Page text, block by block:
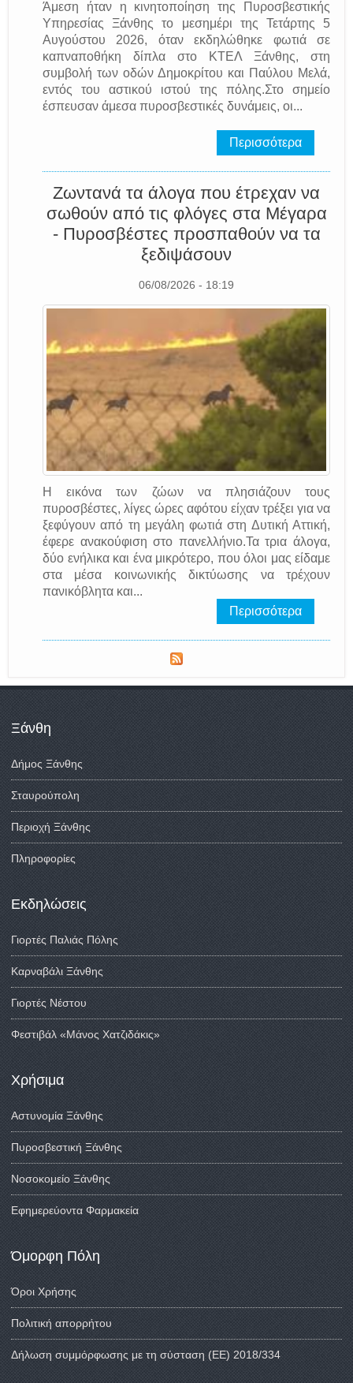
Άμεση ήταν η κινητοποίηση της Πυροσβεστικής
Υπηρεσίας Ξάνθης το μεσημέρι της Τετάρτης 5
Αυγούστου 2026, όταν εκδηλώθηκε φωτιά σε
καπναποθήκη δίπλα στο ΚΤΕΛ Ξάνθης, στη
συμβολή των οδών Δημοκρίτου και Παύλου Μελά,
εντός του αστικού ιστού της πόλης.Στο σημείο
έσπευσαν άμεσα πυροσβεστικές δυνάμεις, οι...
Περισσότερα
Ζωντανά τα άλογα που έτρεχαν να
σωθούν από τις φλόγες στα Μέγαρα
- Πυροσβέστες προσπαθούν να τα
ξεδιψάσουν
06/08/2026 - 18:19
Η εικόνα των ζώων να πλησιάζουν τους
πυροσβέστες, λίγες ώρες αφότου είχαν τρέξει για να
ξεφύγουν από τη μεγάλη φωτιά στη Δυτική Αττική,
έφερε ανακούφιση στο πανελλήνιο.Τα τρια άλογα,
δύο ενήλικα και ένα μικρότερο, που όλοι μας είδαμε
στα μέσα κοινωνικής δικτύωσης να τρέχουν
πανικόβλητα και...
Περισσότερα
Ξάνθη
Δήμος Ξάνθης
Σταυρούπολη
Περιοχή Ξάνθης
Πληροφορίες
Εκδηλώσεις
Γιορτές Παλιάς Πόλης
Καρναβάλι Ξάνθης
Γιορτές Νέστου
Φεστιβάλ «Μάνος Χατζιδάκις»
Χρήσιμα
Αστυνομία Ξάνθης
Πυροσβεστική Ξάνθης
Νοσοκομείο Ξάνθης
Εφημερεύοντα Φαρμακεία
Όμορφη Πόλη
Όροι Χρήσης
Πολιτική απορρήτου
Δήλωση συμμόρφωσης με τη σύσταση (ΕΕ) 2018/334